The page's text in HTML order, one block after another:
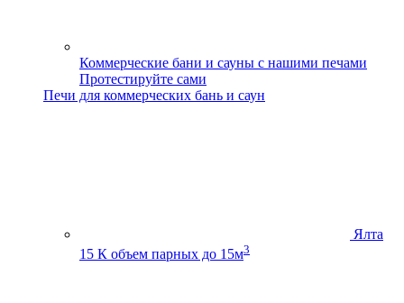
Коммерческие бани и сауны с нашими печами
Протестируйте сами
Печи для коммерческих бань и саун
Ялта
15 К объем парных до 15м3